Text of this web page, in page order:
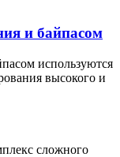
и байпасом
используются
высокого и
сложного